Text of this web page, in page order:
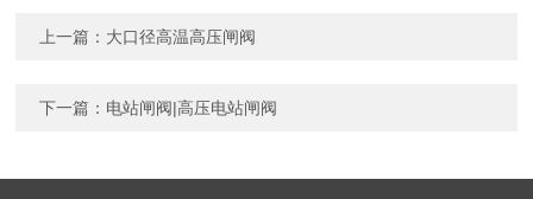
上一篇： 大口径高温高压闸阀
下一篇： 电站闸阀|高压电站闸阀